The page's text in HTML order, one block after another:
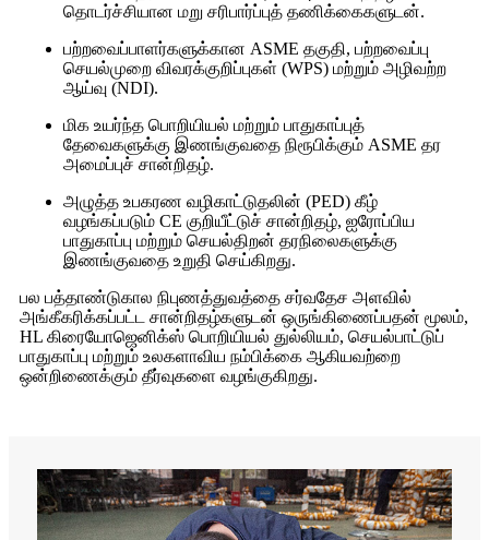
தொடர்ச்சியான மறு சரிபார்ப்புத் தணிக்கைகளுடன்.
பற்றவைப்பாளர்களுக்கான ASME தகுதி, பற்றவைப்பு
செயல்முறை விவரக்குறிப்புகள் (WPS) மற்றும் அழிவற்ற
ஆய்வு (NDI).
மிக உயர்ந்த பொறியியல் மற்றும் பாதுகாப்புத்
தேவைகளுக்கு இணங்குவதை நிரூபிக்கும் ASME தர
அமைப்புச் சான்றிதழ்.
அழுத்த உபகரண வழிகாட்டுதலின் (PED) கீழ்
வழங்கப்படும் CE குறியீட்டுச் சான்றிதழ், ஐரோப்பிய
பாதுகாப்பு மற்றும் செயல்திறன் தரநிலைகளுக்கு
இணங்குவதை உறுதி செய்கிறது.
பல பத்தாண்டுகால நிபுணத்துவத்தை சர்வதேச அளவில்
அங்கீகரிக்கப்பட்ட சான்றிதழ்களுடன் ஒருங்கிணைப்பதன் மூலம்,
HL கிரையோஜெனிக்ஸ் பொறியியல் துல்லியம், செயல்பாட்டுப்
பாதுகாப்பு மற்றும் உலகளாவிய நம்பிக்கை ஆகியவற்றை
ஒன்றிணைக்கும் தீர்வுகளை வழங்குகிறது.